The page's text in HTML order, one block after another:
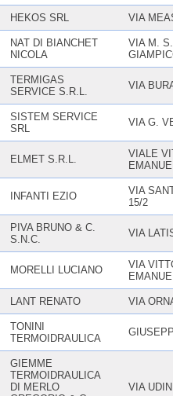
HEKOS SRL VIA
NAT DI BIANCHET
NICOLA
VIA M. S.
TERMIGAS
SERVICE S.R.L.
VIA
SISTEM SERVICE
SRL
VIA G.
ELMET S.R.L.
VIALE
INFANTI EZIO
VIA
15/2
PIVA BRUNO & C.
S.N.C.
VIA
MORELLI LUCIANO
VIA
LANT RENATO VIA
TONINI
TERMOIDRAULICA
GIEMME
TERMOIDRAULICA
DI MERLO
VIA